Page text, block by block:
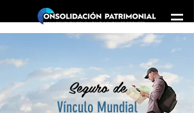
Seguro de
Vínculo Mundial